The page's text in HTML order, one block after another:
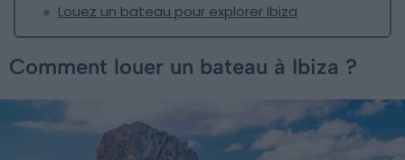
Louez un bateau pour explorer Ibiza
Comment louer un bateau à Ibiza ?